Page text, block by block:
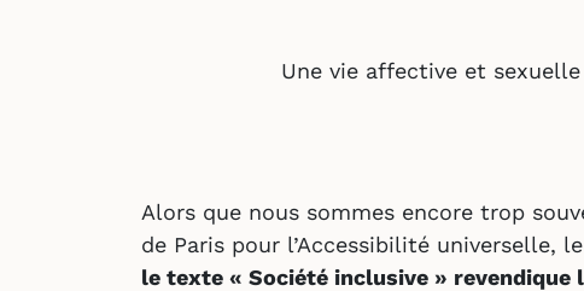
Une vie affective et
Alors que nous sommes encore trop
de Paris pour l’Accessibilité universelle,
le texte « Société inclusive »